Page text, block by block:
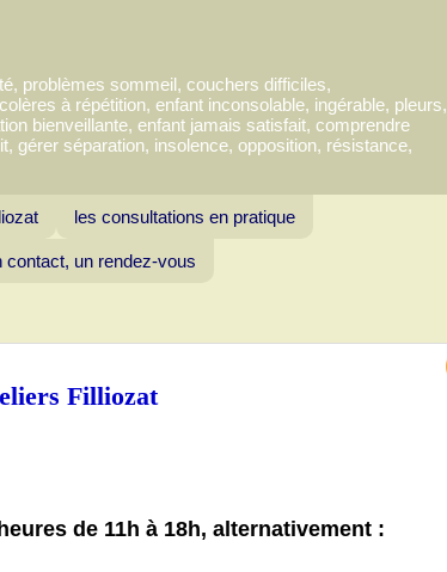
problèmes sommeil, couchers difficiles,
à répétition, enfant inconsolable, ingérable, pleurs,
bienveillante, enfant jamais satisfait, comprendre
gérer séparation, insolence, opposition, résistance,
les consultations en pratique
contact, un rendez-vous
Filliozat
de 11h à 18h, alternativement :